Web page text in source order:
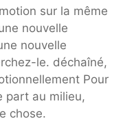
sur la même
nouvelle
nouvelle
le. déchaîné,
Pour
part au milieu,
chose.